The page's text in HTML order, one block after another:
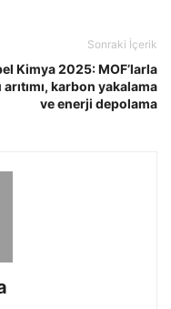
Sonraki İçerik
Kimya 2025: MOF’larla
arıtımı, karbon yakalama
ve enerji depolama